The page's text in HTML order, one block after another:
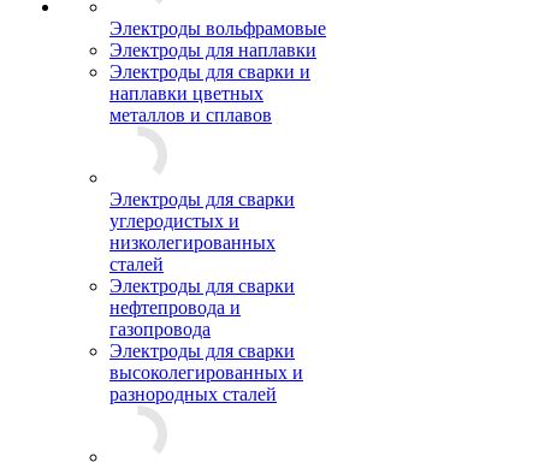
Электроды вольфрамовые
Электроды для наплавки
Электроды для сварки и
наплавки цветных
металлов и сплавов
Электроды для сварки
углеродистых и
низколегированных
сталей
Электроды для сварки
нефтепровода и
газопровода
Электроды для сварки
высоколегированных и
разнородных сталей